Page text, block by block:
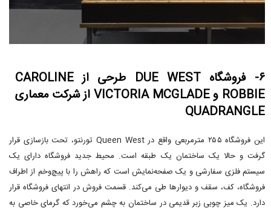
۶- فروشگاه DUE WEST طرحی از CAROLINE
ROBBIE و VICTORIA MCGLADE از شرکت معماری
QUADRANGLE
این فروشگاه ۲۵۵ مترمربعی واقع در Queen West تورنتو، تحت بازسازی قرار
گرفت و حالا یک ساختمان یک طبقه است. محیط جدید فروشگاه دارای یک
سیستم فلزی سفارشی و یک صفحه‌نمایش است که راهش را با پیچ‌وخم از اطراف
فروشگاه، کف، سقف و دیوارها طی می‌کند. قسمت فروش در انتهای فروشگاه قرار
دارد. یک میز چوبی زبر قدیمی در ساختمان به چشم می‌خورد که گرمای خاصی به